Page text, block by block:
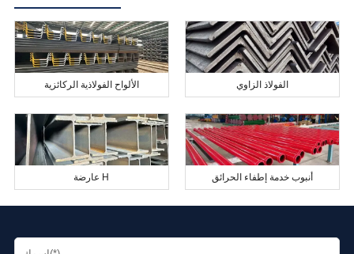
الألواح الفولاذية الركائزية الفولاذ الزاوي
عارضة H أنبوب خدمة إطفاء الحرائق